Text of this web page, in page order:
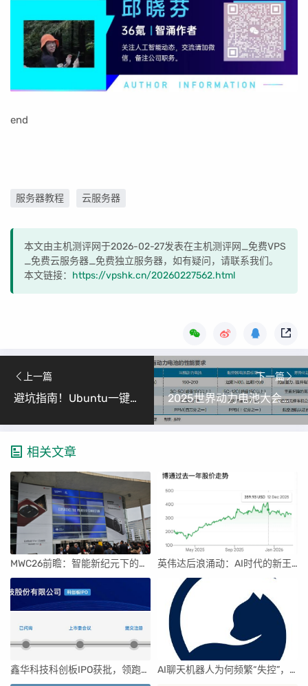
end
服务器教程 云服务器
本文由主机测评网于2026-02-27发表在主机测评网_免费VPS
_免费云服务器_免费独立服务器，如有疑问，请联系我们。
本文链接： https://vpshk.cn/20260227562.html
上一篇
避坑指南！Ubuntu一键搞定中文输入法：Fcitx4拼音+五笔安装全攻略（告别Fcitx5包找不到问题）
下一篇
2025世界动力电池大会观察：动力电池产业迈向品质竞争新阶段
相关文章
MWC26前瞻：智能新纪元下的科技盛宴 英伟达后浪涌动：AI时代的新王者与隐忧
鑫华科技科创板IPO获批，领跑国内半导体材料市场 AI聊天机器人为何频繁“失控”，背后原因及解决方案解析